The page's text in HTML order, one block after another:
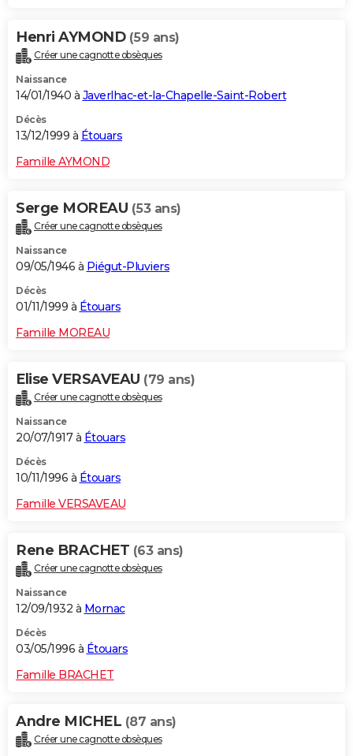
Henri AYMOND (59 ans)
Créer une cagnotte obsèques
Naissance
14/01/1940 à Javerlhac-et-la-Chapelle-Saint-Robert
Décès
13/12/1999 à Étouars
Famille AYMOND
Serge MOREAU (53 ans)
Créer une cagnotte obsèques
Naissance
09/05/1946 à Piégut-Pluviers
Décès
01/11/1999 à Étouars
Famille MOREAU
Elise VERSAVEAU (79 ans)
Créer une cagnotte obsèques
Naissance
20/07/1917 à Étouars
Décès
10/11/1996 à Étouars
Famille VERSAVEAU
Rene BRACHET (63 ans)
Créer une cagnotte obsèques
Naissance
12/09/1932 à Mornac
Décès
03/05/1996 à Étouars
Famille BRACHET
Andre MICHEL (87 ans)
Créer une cagnotte obsèques